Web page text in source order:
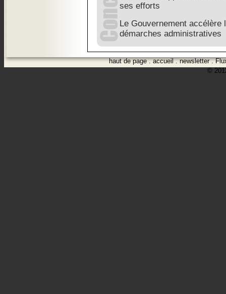
ses efforts
Le Gouvernement
démarches administratives
haut de page.accueil.newsletter.
©